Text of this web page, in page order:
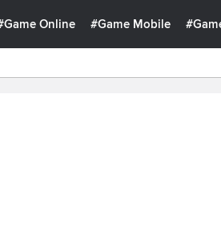
Online #Game Mobile